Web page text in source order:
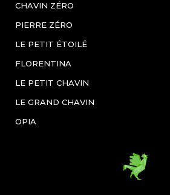
CHAVIN ZÉRO
PIERRE ZÉRO
LE PETIT ÉTOILÉ
FLORENTINA
LE PETIT CHAVIN
LE GRAND CHAVIN
OPIA